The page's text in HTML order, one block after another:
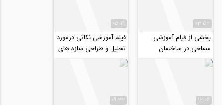
03:52
بخشی از فیلم آموزشی
مساحی در ساختمان
05:19
فیلم آموزشی نکاتی درمورد
تحلیل و طراحی سازه های
باسیستم سقف دال مشبک
(وافل)
12:06
09:32